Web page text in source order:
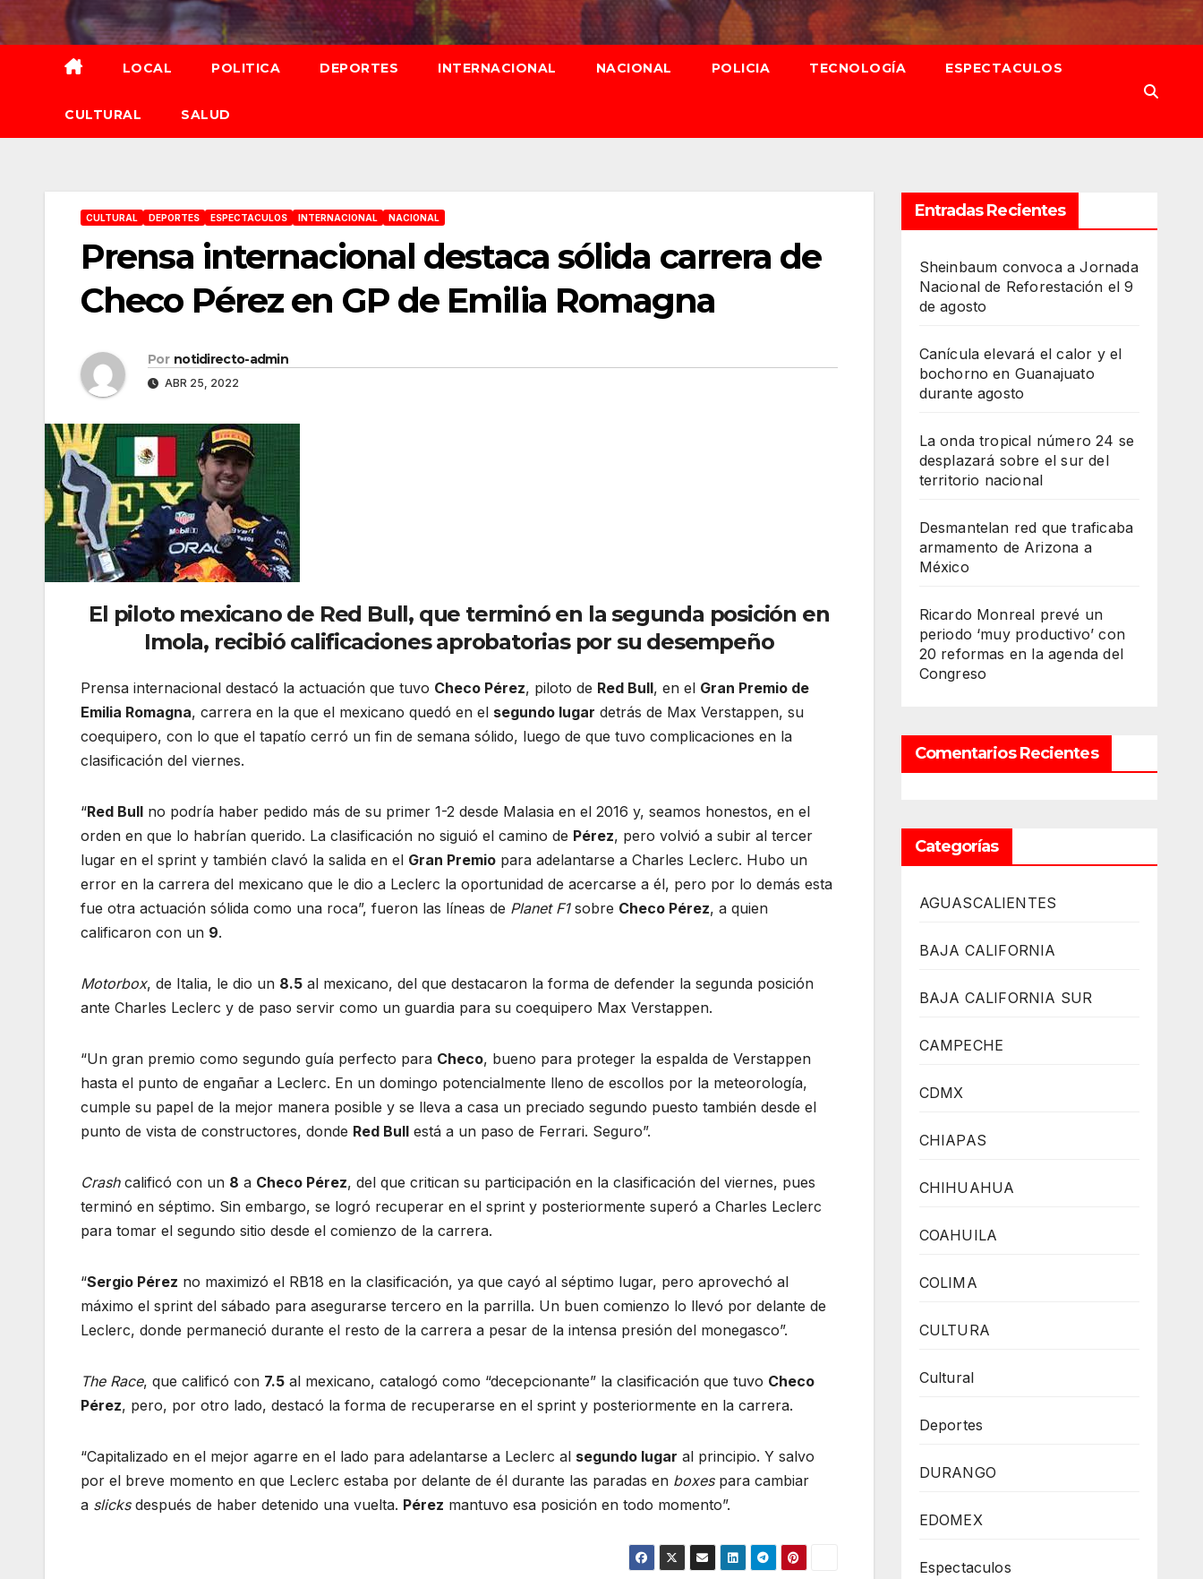
al
contenido
LOCAL POLITICA DEPORTES INTERNACIONAL NACIONAL POLICIA TECNOLOGÍA ESPECTACULOS
CULTURAL SALUD
CULTURAL DEPORTES ESPECTACULOS INTERNACIONAL NACIONAL
Prensa internacional destaca sólida carrera de
Checo Pérez en GP de Emilia Romagna
Por notidirecto-admin
ABR 25, 2022
El piloto mexicano de Red Bull, que terminó en la segunda posición en
Imola, recibió calificaciones aprobatorias por su desempeño
Prensa internacional destacó la actuación que tuvo Checo Pérez, piloto de Red Bull, en el Gran Premio de
Emilia Romagna, carrera en la que el mexicano quedó en el segundo lugar detrás de Max Verstappen, su
coequipero, con lo que el tapatío cerró un fin de semana sólido, luego de que tuvo complicaciones en la
clasificación del viernes.
“Red Bull no podría haber pedido más de su primer 1-2 desde Malasia en el 2016 y, seamos honestos, en el
orden en que lo habrían querido. La clasificación no siguió el camino de Pérez, pero volvió a subir al tercer
lugar en el sprint y también clavó la salida en el Gran Premio para adelantarse a Charles Leclerc. Hubo un
error en la carrera del mexicano que le dio a Leclerc la oportunidad de acercarse a él, pero por lo demás esta
fue otra actuación sólida como una roca”, fueron las líneas de Planet F1sobre Checo Pérez, a quien
calificaron con un 9.
Motorbox, de Italia, le dio un 8.5 al mexicano, del que destacaron la forma de defender la segunda posición
ante Charles Leclerc y de paso servir como un guardia para su coequipero Max Verstappen.
“Un gran premio como segundo guía perfecto para Checo, bueno para proteger la espalda de Verstappen
hasta el punto de engañar a Leclerc. En un domingo potencialmente lleno de escollos por la meteorología,
cumple su papel de la mejor manera posible y se lleva a casa un preciado segundo puesto también desde el
punto de vista de constructores, donde Red Bull está a un paso de Ferrari. Seguro”.
Crashcalificó con un 8 a Checo Pérez, del que critican su participación en la clasificación del viernes, pues
terminó en séptimo. Sin embargo, se logró recuperar en el sprint y posteriormente superó a Charles Leclerc
para tomar el segundo sitio desde el comienzo de la carrera.
“Sergio Pérez no maximizó el RB18 en la clasificación, ya que cayó al séptimo lugar, pero aprovechó al
máximo el sprint del sábado para asegurarse tercero en la parrilla. Un buen comienzo lo llevó por delante de
Leclerc, donde permaneció durante el resto de la carrera a pesar de la intensa presión del monegasco”.
The Race, que calificó con 7.5 al mexicano, catalogó como “decepcionante” la clasificación que tuvo Checo
Pérez, pero, por otro lado, destacó la forma de recuperarse en el sprint y posteriormente en la carrera.
“Capitalizado en el mejor agarre en el lado para adelantarse a Leclerc al segundo lugar al principio. Y salvo
por el breve momento en que Leclerc estaba por delante de él durante las paradas en boxespara cambiar
a slicksdespués de haber detenido una vuelta. Pérez mantuvo esa posición en todo momento”.
Entradas Recientes
Sheinbaum convoca a Jornada
Nacional de Reforestación el 9
de agosto
Canícula elevará el calor y el
bochorno en Guanajuato
durante agosto
La onda tropical número 24 se
desplazará sobre el sur del
territorio nacional
Desmantelan red que traficaba
armamento de Arizona a
México
Ricardo Monreal prevé un
periodo ‘muy productivo’ con
20 reformas en la agenda del
Congreso
Comentarios Recientes
Categorías
AGUASCALIENTES
BAJA CALIFORNIA
BAJA CALIFORNIA SUR
CAMPECHE
CDMX
CHIAPAS
CHIHUAHUA
COAHUILA
COLIMA
CULTURA
Cultural
Deportes
DURANGO
EDOMEX
Espectaculos